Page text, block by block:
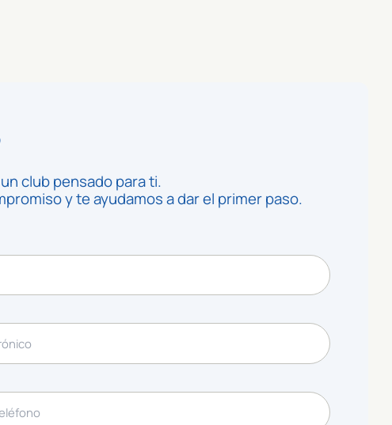
club pensado para ti.
y te ayudamos a dar el primer paso.